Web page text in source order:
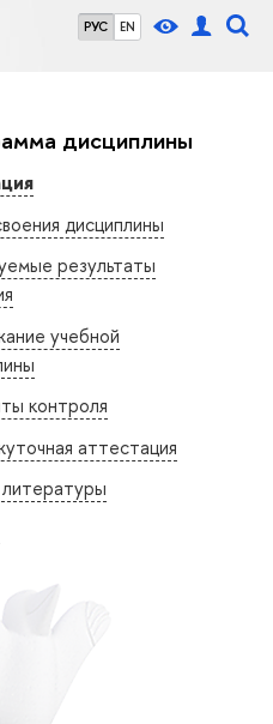
РУС EN
дисциплины
дисциплины
результаты
учебной
контроля
аттестация